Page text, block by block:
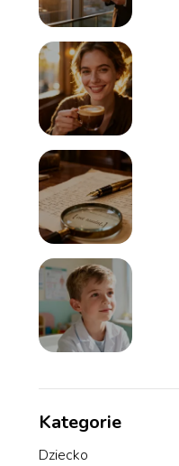
Kategorie
Dziecko